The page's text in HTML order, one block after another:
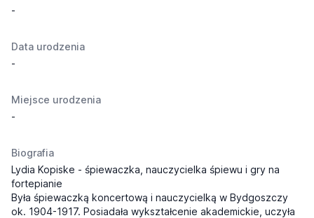
-
Data urodzenia
-
Miejsce urodzenia
-
Biografia
Lydia Kopiske - śpiewaczka, nauczycielka śpiewu i gry na
fortepianie
Była śpiewaczką koncertową i nauczycielką w Bydgoszczy
ok. 1904-1917. Posiadała wykształcenie akademickie, uczyła